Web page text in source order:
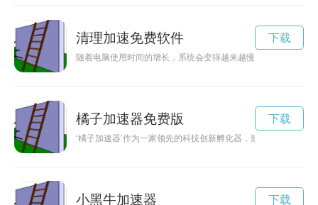
清理加速免费软件
随着电脑使用时间的增长，系统会变得越来越慢。使用加速免
下载
橘子加速器免费版
‘橘子加速器’作为一家领先的科技创新孵化器，致力于为创业
下载
小黑牛加速器 下载